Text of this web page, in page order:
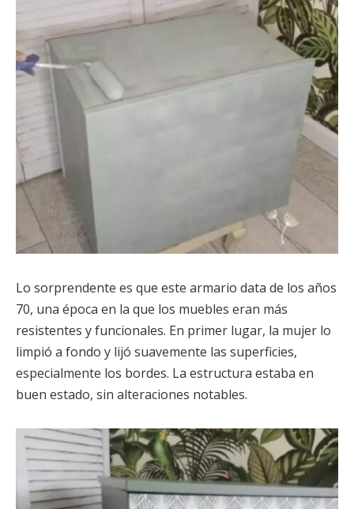
Lo sorprendente es que este armario data de los años
70, una época en la que los muebles eran más
resistentes y funcionales. En primer lugar, la mujer lo
limpió a fondo y lijó suavemente las superficies,
especialmente los bordes. La estructura estaba en
buen estado, sin alteraciones notables.